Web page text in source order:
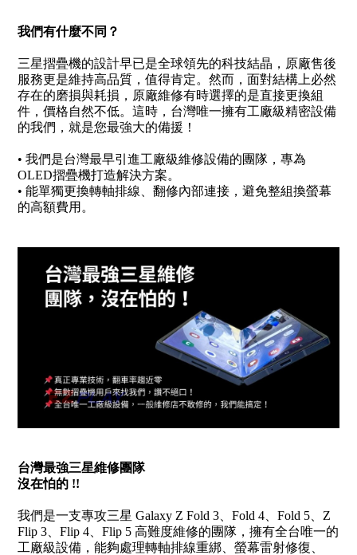
我們有什麼不同？
三星摺疊機的設計早已是全球領先的科技結晶，原廠售後
服務更是維持高品質，值得肯定。然而，面對結構上必然
存在的磨損與耗損，原廠維修有時選擇的是直接更換組
件，價格自然不低。這時，台灣唯一擁有工廠級精密設備
的我們，就是您最強大的備援！
• 我們是台灣最早引進工廠級維修設備的團隊，專為
OLED摺疊機打造解決方案。
• 能單獨更換轉軸排線、翻修內部連接，避免整組換螢幕
的高額費用。
台灣最強三星維修團隊
沒在怕的 !!
我們是一支專攻三星 Galaxy Z Fold 3、Fold 4、Fold 5、Z
Flip 3、Flip 4、Flip 5 高難度維修的團隊，擁有全台唯一的
工廠級設備，能夠處理轉軸排線重綁、螢幕雷射修復、